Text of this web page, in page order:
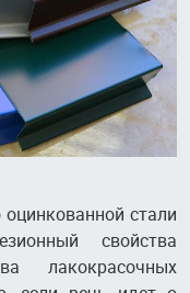
стали
свойства
лакокрасочных